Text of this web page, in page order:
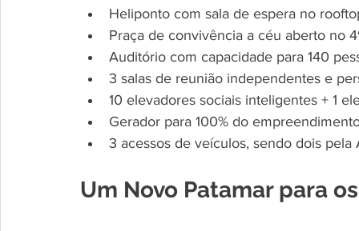
Heliponto com sala de espera no
Praça de convivência a céu aberto no
Auditório com capacidade para 140
3 salas de reunião independentes e
10 elevadores sociais inteligentes + 1
Gerador para 100% do
3 acessos de veículos, sendo dois pela
Um Novo Patamar para